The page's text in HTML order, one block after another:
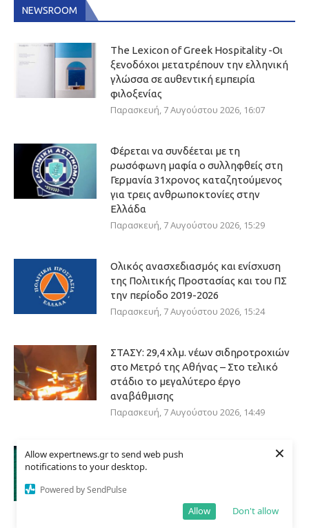
Allow expertnews.gr to send web push
notifications to your desktop.
Powered by SendPulse
Don't allow
Allow
×
NEWSROOM
The Lexicon of Greek Hospitality -Οι
ξενοδόχοι μετατρέπουν την ελληνική
γλώσσα σε αυθεντική εμπειρία
φιλοξενίας
Παρασκευή, 7 Αυγούστου 2026, 16:07
Φέρεται να συνδέεται με τη
ρωσόφωνη μαφία ο συλληφθείς στη
Γερμανία 31χρονος καταζητούμενος
για τρεις ανθρωποκτονίες στην
Ελλάδα
Παρασκευή, 7 Αυγούστου 2026, 15:29
Ολικός ανασχεδιασμός και ενίσχυση
της Πολιτικής Προστασίας και του ΠΣ
την περίοδο 2019-2026
Παρασκευή, 7 Αυγούστου 2026, 15:24
ΣΤΑΣΥ: 29,4 χλμ. νέων σιδηροτροχιών
στο Μετρό της Αθήνας – Στο τελικό
στάδιο το μεγαλύτερο έργο
αναβάθμισης
Παρασκευή, 7 Αυγούστου 2026, 14:49
Πάνω από 1.500 έλεγχοι σε
περισσότερες από 300 παραλίες –
κατά της αυθαίρετης κατάληψης του